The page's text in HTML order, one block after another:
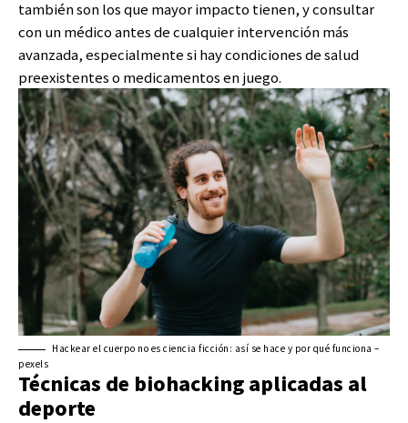
también son los que mayor impacto tienen, y consultar
con un médico antes de cualquier intervención más
avanzada, especialmente si hay condiciones de salud
preexistentes o medicamentos en juego.
Hackear el cuerpo no es ciencia ficción: así se hace y por qué funciona –
pexels
Técnicas de biohacking aplicadas al
deporte